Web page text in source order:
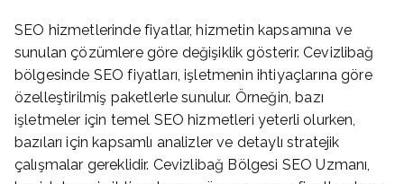
SEO hizmetlerinde fiyatlar, hizmetin kapsamına ve
sunulan çözümlere göre değişiklik gösterir. Cevizlibağ
bölgesinde SEO fiyatları, işletmenin ihtiyaçlarına göre
özelleştirilmiş paketlerle sunulur. Örneğin, bazı
işletmeler için temel SEO hizmetleri yeterli olurken,
bazıları için kapsamlı analizler ve detaylı stratejik
çalışmalar gereklidir. Cevizlibağ Bölgesi SEO Uzmanı,